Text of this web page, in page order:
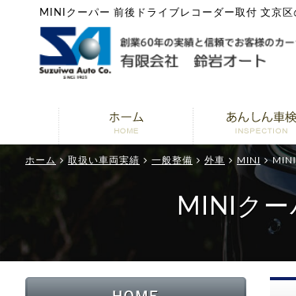
MINIクーパー 前後ドライブレコーダー取付 文京
ホーム 取扱い車両実績 一般整備 外車 MINI MINI
MINIク